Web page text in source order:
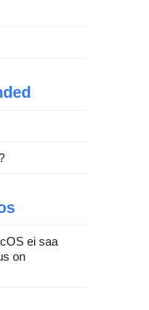
ei saa
on